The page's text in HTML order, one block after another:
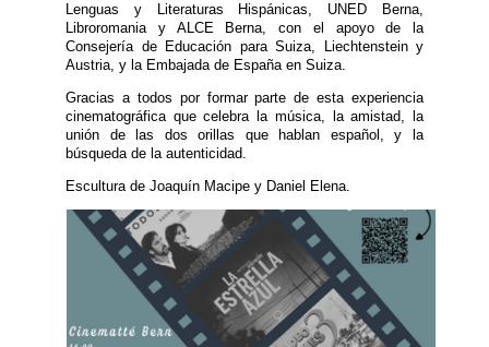
Lenguas y Literaturas Hispánicas, UNED Berna,
Libroromania y ALCE Berna, con el apoyo de la
Consejería de Educación para Suiza, Liechtenstein y
Austria, y la Embajada de España en Suiza.
Gracias a todos por formar parte de esta experiencia
cinematográfica que celebra la música, la amistad, la
unión de las dos orillas que hablan español, y la
búsqueda de la autenticidad.
Escultura de Joaquín Macipe y Daniel Elena.